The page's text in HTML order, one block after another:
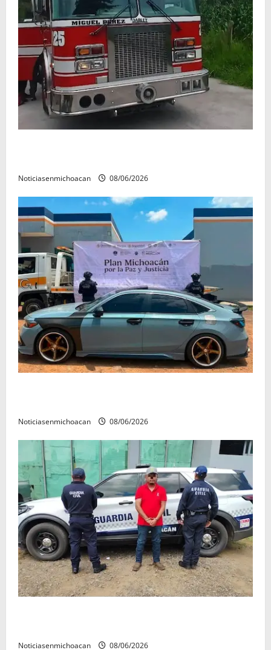
Noticiasenmichoacan 08/06/2026
Noticiasenmichoacan 08/06/2026
Noticiasenmichoacan 08/06/2026